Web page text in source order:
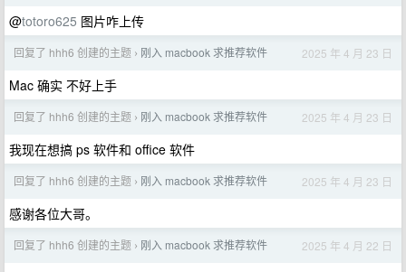
@totoro625 图片咋上传
回复了 hhh6 创建的主题 › 刚入 macbook 求推荐软件 2025 年 4 月 23 日
Mac 确实 不好上手
回复了 hhh6 创建的主题 › 刚入 macbook 求推荐软件 2025 年 4 月 23 日
我现在想搞 ps 软件和 office 软件
回复了 hhh6 创建的主题 › 刚入 macbook 求推荐软件 2025 年 4 月 23 日
感谢各位大哥。
回复了 hhh6 创建的主题 › 刚入 macbook 求推荐软件 2025 年 4 月 22 日